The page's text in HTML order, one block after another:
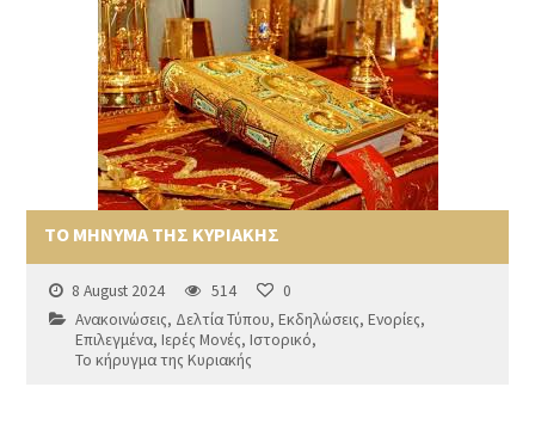
ΤΟ ΜΗΝΥΜΑ ΤΗΣ ΚΥΡΙΑΚΗΣ
8 August 2024 514
0
Ανακοινώσεις, Δελτία Τύπου,Εκδηλώσεις,Ενορίες,
Επιλεγμένα,Ιερές Μονές,Ιστορικό,
Το κήρυγμα της Κυριακής